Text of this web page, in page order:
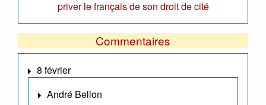
priver le français de son droit de cité
Commentaires
8 février
André Bellon